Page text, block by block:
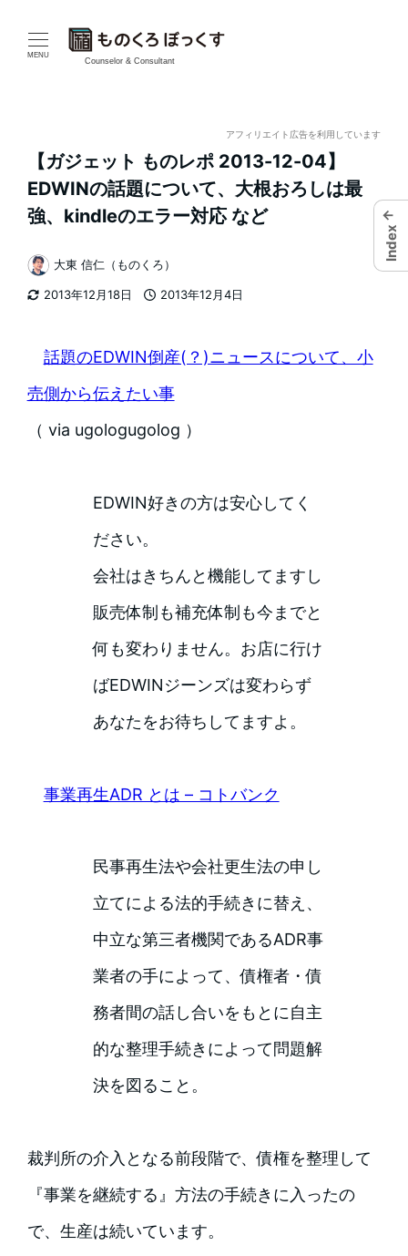
MENU
Counselor & Consultant
アフィリエイト広告を利用しています
【ガジェット ものレポ 2013-12-04】
EDWINの話題について、大根おろしは最
強、kindleのエラー対応 など
2013年12月18日
2013年12月4日
著
者
大東 信仁（ものくろ）
話題のEDWIN倒産(？)ニュースについて、小
売側から伝えたい事
（ via ugologugolog ）
EDWIN好きの方は安心してく
ださい。
会社はきちんと機能してますし
販売体制も補充体制も今までと
何も変わりません。お店に行け
ばEDWINジーンズは変わらず
あなたをお待ちしてますよ。
事業再生ADR とは – コトバンク
民事再生法や会社更生法の申し
立てによる法的手続きに替え、
中立な第三者機関であるADR事
業者の手によって、債権者・債
務者間の話し合いをもとに自主
的な整理手続きによって問題解
決を図ること。
裁判所の介入となる前段階で、債権を整理して
『事業を継続する』方法の手続きに入ったの
で、生産は続いています。
←
Index